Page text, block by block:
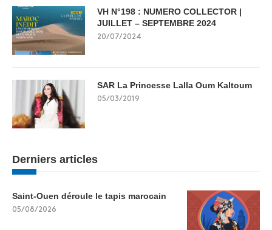
VH N°198 : NUMERO COLLECTOR |
JUILLET – SEPTEMBRE 2024
20/07/2024
SAR La Princesse Lalla Oum Kaltoum
05/03/2019
Derniers articles
Saint-Ouen déroule le tapis marocain
05/08/2026